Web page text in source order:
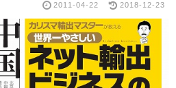
2011-04-22 2018-12-23